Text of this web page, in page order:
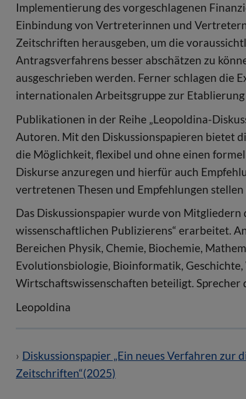
Implementierung des vorgeschlagenen
Einbindung von Vertreterinnen und
Zeitschriften herausgeben, um die
Antragsverfahrens besser abschätzen zu
ausgeschrieben werden. Ferner schlagen die
internationalen Arbeitsgruppe zur
Publikationen in der Reihe „Leopoldina-
Autoren. Mit den Diskussionspapieren bietet
die Möglichkeit, flexibel und ohne einen
Diskurse anzuregen und hierfür auch
vertretenen Thesen und Empfehlungen
Das Diskussionspapier wurde von
wissenschaftlichen Publizierens“ erarbeitet.
Bereichen Physik, Chemie, Biochemie,
Evolutionsbiologie, Bioinformatik,
Wirtschaftswissenschaften beteiligt.
Leopoldina
Diskussionspapier „Ein neues Verfahren
Zeitschriften“(2025)